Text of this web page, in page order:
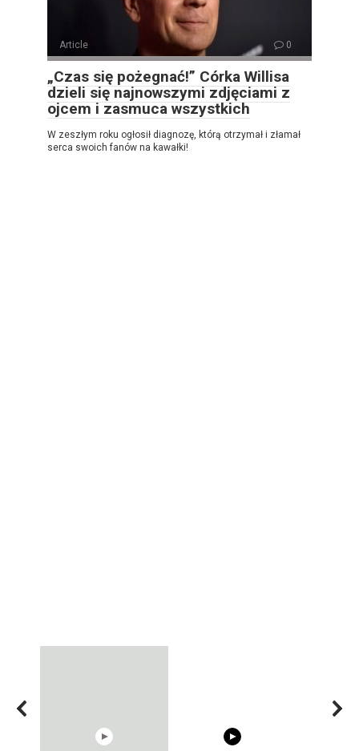
Article 0
„Czas się pożegnać!” Córka Willisa
dzieli się najnowszymi zdjęciami z
ojcem i zasmuca wszystkich
W zeszłym roku ogłosił diagnozę, którą otrzymał i złamał
serca swoich fanów na kawałki!